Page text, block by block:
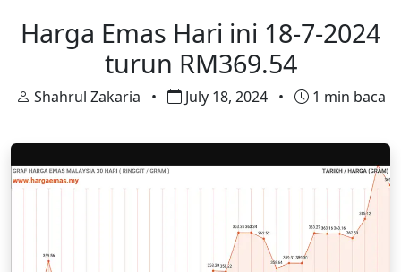
Harga Emas Hari ini 18-7-2024
turun RM369.54
Shahrul Zakaria • July 18, 2024 • 1 min baca